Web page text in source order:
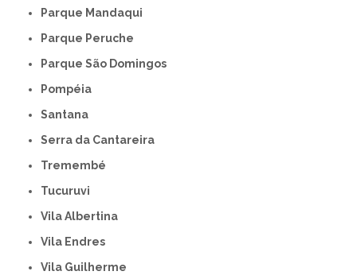
Parque Mandaqui
Parque Peruche
Parque São Domingos
Pompéia
Santana
Serra da Cantareira
Tremembé
Tucuruvi
Vila Albertina
Vila Endres
Vila Guilherme